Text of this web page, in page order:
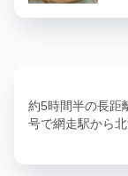
約5時間半の長距
号で網走駅から